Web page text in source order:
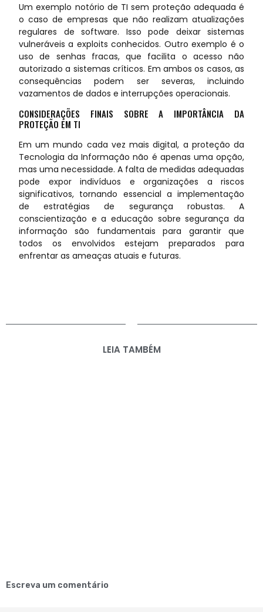
Um exemplo notório de TI sem proteção adequada é
o caso de empresas que não realizam atualizações
regulares de software. Isso pode deixar sistemas
vulneráveis a exploits conhecidos. Outro exemplo é o
uso de senhas fracas, que facilita o acesso não
autorizado a sistemas críticos. Em ambos os casos, as
consequências podem ser severas, incluindo
vazamentos de dados e interrupções operacionais.
CONSIDERAÇÕES FINAIS SOBRE A IMPORTÂNCIA DA
PROTEÇÃO EM TI
Em um mundo cada vez mais digital, a proteção da
Tecnologia da Informação não é apenas uma opção,
mas uma necessidade. A falta de medidas adequadas
pode expor indivíduos e organizações a riscos
significativos, tornando essencial a implementação
de estratégias de segurança robustas. A
conscientização e a educação sobre segurança da
informação são fundamentais para garantir que
todos os envolvidos estejam preparados para
enfrentar as ameaças atuais e futuras.
LEIA TAMBÉM
Escreva um comentário